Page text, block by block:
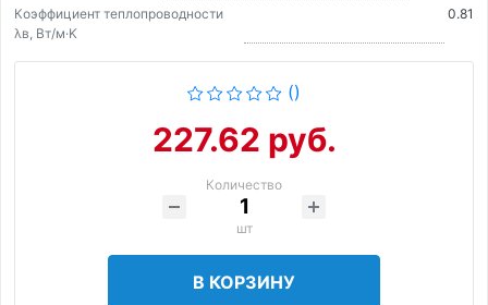
Коэффициент теплопроводности
λв, Вт/м·K
0.81
()
227.62 руб.
Количество
шт
В КОРЗИНУ